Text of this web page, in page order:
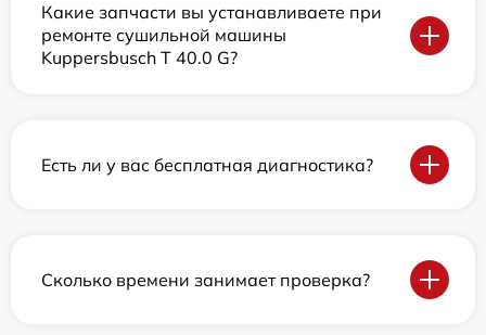
Какие запчасти вы устанавливаете при
ремонте сушильной машины
Kuppersbusch T 40.0 G?
Есть ли у вас бесплатная диагностика?
Сколько времени занимает проверка?